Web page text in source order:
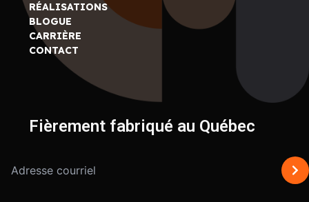
RÉALISATIONS
BLOGUE
CARRIÈRE
CONTACT
Fièrement fabriqué au Québec